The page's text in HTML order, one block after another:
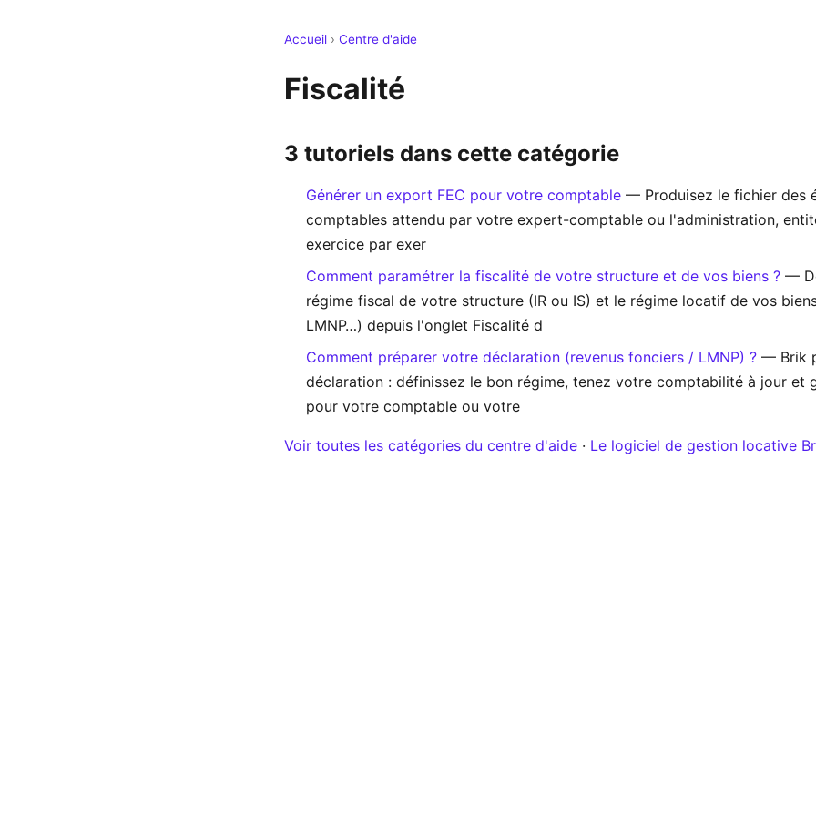
Accueil › Centre d'aide
Fiscalité
3 tutoriels dans cette catégorie
Générer un export FEC pour votre comptable — Produisez le fichier des
comptables attendu par votre expert-comptable ou l'administration,
exercice par exer
Comment paramétrer la fiscalité de votre structure et de vos biens ? —
régime fiscal de votre structure (IR ou IS) et le régime locatif de vos
LMNP…) depuis l'onglet Fiscalité d
Comment préparer votre déclaration (revenus fonciers / LMNP) ? — Brik
déclaration : définissez le bon régime, tenez votre comptabilité à jour et
pour votre comptable ou votre
Voir toutes les catégories du centre d'aide · Le logiciel de gestion locative